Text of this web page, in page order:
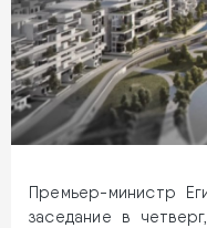
Премьер-министр
заседание в